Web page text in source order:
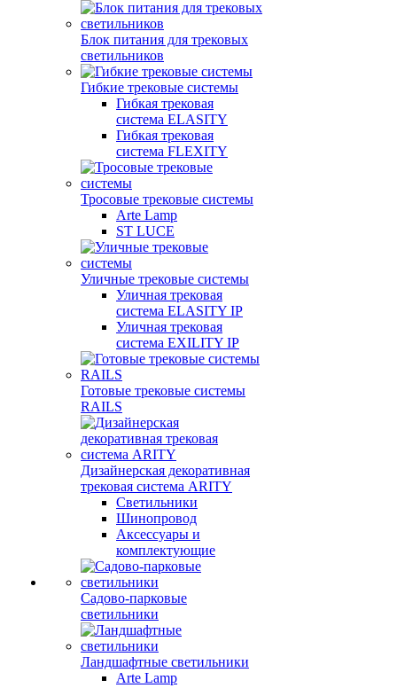
Блок питания для трековых
светильников
Гибкие трековые системы
Гибкая трековая
система ELASITY
Гибкая трековая
система FLEXITY
Тросовые трековые системы
Arte Lamp
ST LUCE
Уличные трековые системы
Уличная трековая
система ELASITY IP
Уличная трековая
система EXILITY IP
Готовые трековые системы
RAILS
Дизайнерская декоративная
трековая система ARITY
Светильники
Шинопровод
Аксессуары и
комплектующие
Садово-парковые
светильники
Ландшафтные светильники
Arte Lamp